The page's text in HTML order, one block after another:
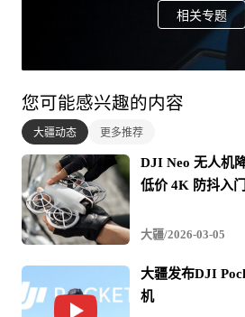
疆的忠实用户。该报道引用调研机构
UG的数据表示，“目前，大疆
外根据Bard College最近的一项研究
的政府部门都在使用无人机，其中
在彭博商业周刊的采访中，总部位
服务公司Flymotion首席执行官瑞
English）表示，“大疆拥有全球市场
其先进技术是很难被超越的。”
相关专题
您可能感兴趣的内容
大疆动态 更多推荐
DJI Neo 无人机
低价 4K 防抖入
大疆/2026-03-05
大疆发布DJI
机